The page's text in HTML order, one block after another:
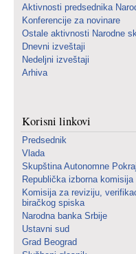
Aktivnosti predsednika
Konferencije za novinare
Ostale aktivnosti Narodne
Dnevni izveštaji
Nedeljni izveštaji
Arhiva
Korisni linkovi
Predsednik
Vlada
Skupština Autonomne
Republička izborna komisija
Komisija za reviziju,
biračkog spiska
Narodna banka Srbije
Ustavni sud
Grad Beograd